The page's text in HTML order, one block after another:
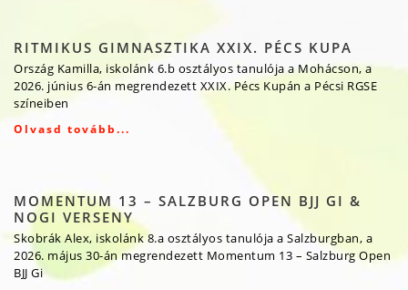
RITMIKUS GIMNASZTIKA XXIX. PÉCS KUPA
Ország Kamilla, iskolánk 6.b osztályos tanulója a Mohácson, a
2026. június 6-án megrendezett XXIX. Pécs Kupán a Pécsi RGSE
színeiben
Olvasd tovább...
MOMENTUM 13 – SALZBURG OPEN BJJ GI &
NOGI VERSENY
Skobrák Alex, iskolánk 8.a osztályos tanulója a Salzburgban, a
2026. május 30-án megrendezett Momentum 13 – Salzburg Open
BJJ Gi